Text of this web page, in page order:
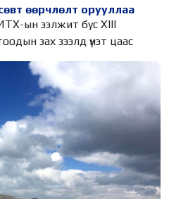
өөрчлөлт орууллаа
ын ээлжит бус XIII
зах зээлд үнэт цаас